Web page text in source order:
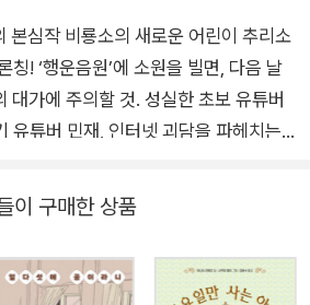
어린이 추리소
, 다음 날
할 것. 성실한 초보 유튜버
터넷 괴담을 파헤치는
가운 호기심을 느낄 소재들이 오싹한
다. 어린이의 마음에 가만히 귀 기울여
있어서 행운이다. -이현(동화 작가) 우
이 구매한 상품